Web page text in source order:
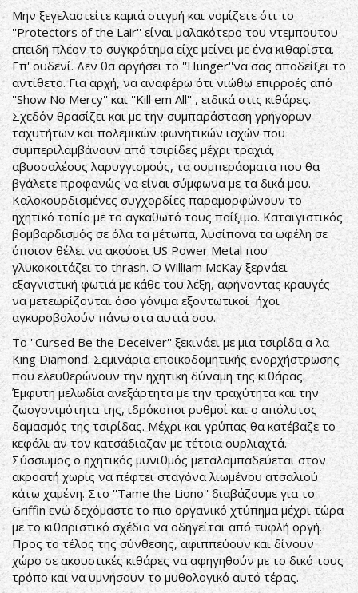
Μην ξεγελαστείτε καμιά στιγμή και νομίζετε ότι το
''Protectors of the Lair'' είναι μαλακότερο του ντεμπουτου
επειδή πλέον το συγκρότημα είχε μείνει με ένα κιθαρίστα.
Επ' ουδενί. Δεν θα αργήσει το ''Hunger''να σας αποδείξει το
αντίθετο. Για αρχή, να αναφέρω ότι νιώθω επιρροές από
''Show No Mercy'' και ''Kill em All'' , ειδικά στις κιθάρες.
Σχεδόν θρασίζει και με την συμπαράσταση γρήγορων
ταχυτήτων και πολεμικών φωνητικών ιαχών που
συμπεριλαμβάνουν από τσιρίδες μέχρι τραχιά,
αβυσσαλέους λαρυγγισμούς, τα συμπεράσματα που θα
βγάλετε προφανώς να είναι σύμφωνα με τα δικά μου.
Καλοκουρδισμένες συγχορδίες παραμορφώνουν το
ηχητικό τοπίο με το αγκαθωτό τους παίξιμο. Καταιγιστικός
βομβαρδισμός σε όλα τα μέτωπα, λυσίπονα τα ωφέλη σε
όποιον θέλει να ακούσει US Power Metal που
γλυκοκοιτάζει το thrash. O William McKay ξερνάει
εξαγνιστική φωτιά με κάθε του λέξη, αφήνοντας κραυγές
να μετεωρίζονται όσο γόνιμα εξοντωτικοί ήχοι
αγκυροβολούν πάνω στα αυτιά σου.
Το ''Cursed Be the Deceiver'' ξεκινάει με μια τσιρίδα α λα
King Diamond. Σεμινάρια εποικοδομητικής ενορχήστρωσης
που ελευθερώνουν την ηχητική δύναμη της κιθάρας.
Έμφυτη μελωδία ανεξάρτητα με την τραχύτητα και την
ζωογονιμότητα της, ιδρόκοποι ρυθμοί και ο απόλυτος
δαμασμός της τσιρίδας. Μέχρι και γρύπας θα κατέβαζε το
κεφάλι αν τον κατσάδιαζαν με τέτοια ουρλιαχτά.
Σύσσωμος ο ηχητικός μυνιθμός μεταλαμπαδεύεται στον
ακροατή χωρίς να πέφτει σταγόνα λιωμένου ατσαλιού
κάτω χαμένη. Στο ''Tame the Lionο'' διαβάζουμε για το
Griffin ενώ δεχόμαστε το πιο οργανικό χτύπημα μέχρι τώρα
με το κιθαριστικό σχέδιο να οδηγείται από τυφλή οργή.
Προς το τέλος της σύνθεσης, αφιππεύουν και δίνουν
χώρο σε ακουστικές κιθάρες να αφηγηθούν με το δικό τους
τρόπο και να υμνήσουν το μυθολογικό αυτό τέρας.